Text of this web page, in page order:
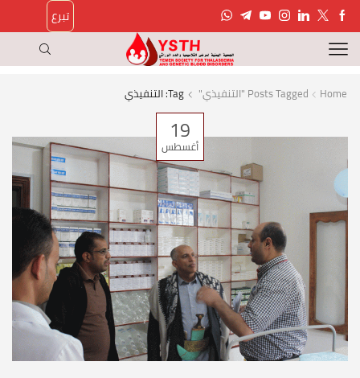
تبرع
Home Posts Tagged "التنفيذي" Tag: التنفيذي
19
أغسطس